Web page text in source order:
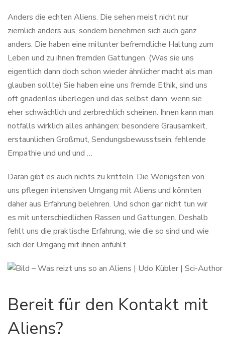
Anders die echten Aliens. Die sehen meist nicht nur
ziemlich anders aus, sondern benehmen sich auch ganz
anders. Die haben eine mitunter befremdliche Haltung zum
Leben und zu ihnen fremden Gattungen. (Was sie uns
eigentlich dann doch schon wieder ähnlicher macht als man
glauben sollte) Sie haben eine uns fremde Ethik, sind uns
oft gnadenlos überlegen und das selbst dann, wenn sie
eher schwächlich und zerbrechlich scheinen. Ihnen kann man
notfalls wirklich alles anhängen: besondere Grausamkeit,
erstaunlichen Großmut, Sendungsbewusstsein, fehlende
Empathie und und und …
Daran gibt es auch nichts zu kritteln. Die Wenigsten von
uns pflegen intensiven Umgang mit Aliens und könnten
daher aus Erfahrung belehren. Und schon gar nicht tun wir
es mit unterschiedlichen Rassen und Gattungen. Deshalb
fehlt uns die praktische Erfahrung, wie die so sind und wie
sich der Umgang mit ihnen anfühlt.
Bereit für den Kontakt mit
Aliens?